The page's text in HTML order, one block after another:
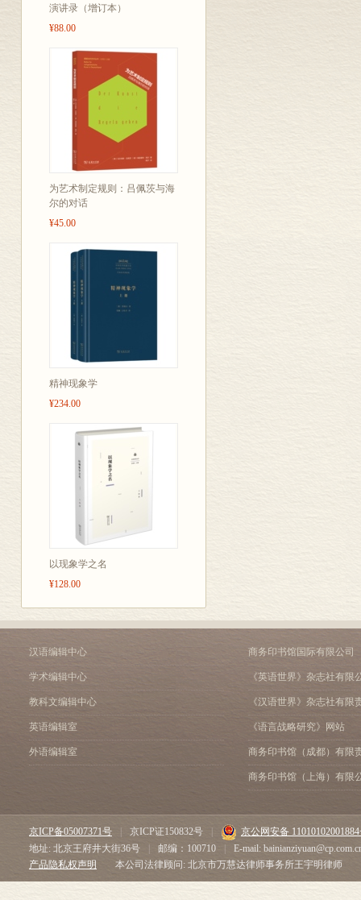
演讲录（增订本）
¥88.00
为艺术制定规则：吕佩茨与海
尔的对话
¥45.00
精神现象学
¥234.00
以现象学之名
¥128.00
汉语编辑中心
学术编辑中心
教科文编辑中心
英语编辑室
外语编辑室
商务印书馆国际有限公司
《英语世界》杂志社有限
《汉语世界》杂志社有限
《语言战略研究》网站
商务印书馆（成都）有限
商务印书馆（上海）有限
京ICP备05007371号 京ICP证150832号
京公网安备
地址: 北京王府井大街36号
邮编：100710
E-mail:
产品隐私权声明
本公司法律顾问: 北京市万慧达律师事务所王宇明律师